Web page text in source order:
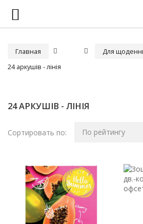
Главная
Для
24 аркушів - лінія
24 АРКУШІВ - ЛІНІЯ
Сортировать по: По рейтингу